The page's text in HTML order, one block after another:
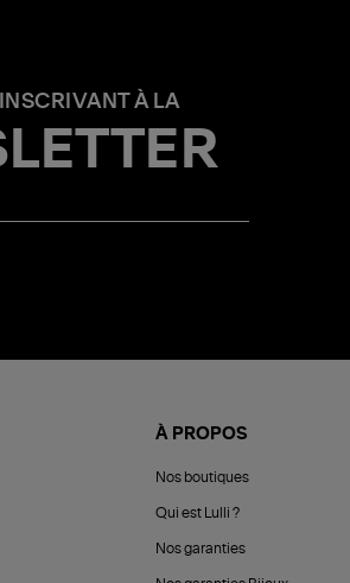
À LA
À PROPOS
Nos boutiques
Qui est Lulli ?
Nos garanties